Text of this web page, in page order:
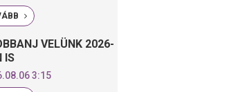
VELÜNK 2026-
IS
3:15